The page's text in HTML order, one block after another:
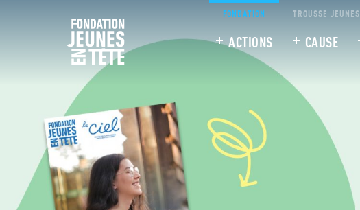
FONDATION TROUSSE JEUNES
ACTIONS CAUSE